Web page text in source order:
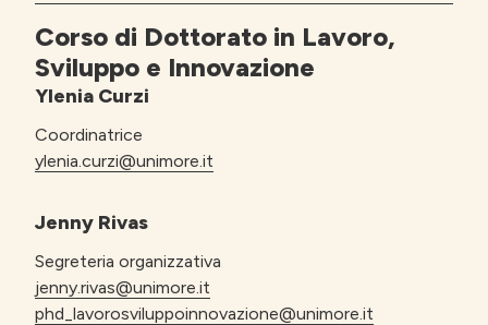
Corso di Dottorato in Lavoro,
Sviluppo e Innovazione
Ylenia Curzi
Coordinatrice
ylenia.curzi@unimore.it
Jenny Rivas
Segreteria organizzativa
jenny.rivas@unimore.it
phd_lavorosviluppoinnovazione@unimore.it